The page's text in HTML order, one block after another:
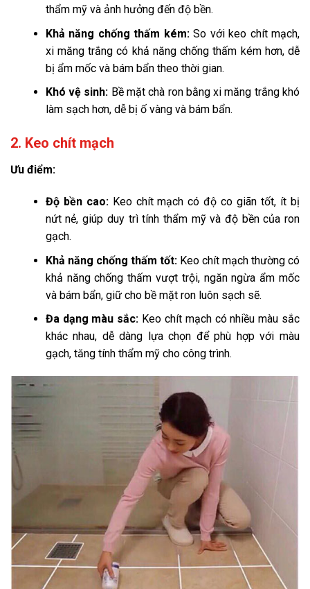
thẩm mỹ và ảnh hưởng đến độ bền.
Khả năng chống thấm kém:So với keo chít mạch,
xi măng trắng có khả năng chống thấm kém hơn, dễ
bị ẩm mốc và bám bẩn theo thời gian.
Khó vệ sinh: Bề mặt chà ron bằng xi măng trắng khó
làm sạch hơn, dễ bị ố vàng và bám bẩn.
2. Keo chít mạch
Ưu điểm:
Độ bền cao:Keo chít mạch có độ co giãn tốt, ít bị
nứt nẻ, giúp duy trì tính thẩm mỹ và độ bền của ron
gạch.
Khả năng chống thấm tốt:Keo chít mạch thường có
khả năng chống thấm vượt trội, ngăn ngừa ẩm mốc
và bám bẩn, giữ cho bề mặt ron luôn sạch sẽ.
Đa dạng màu sắc: Keo chít mạch có nhiều màu sắc
khác nhau, dễ dàng lựa chọn để phù hợp với màu
gạch, tăng tính thẩm mỹ cho công trình.